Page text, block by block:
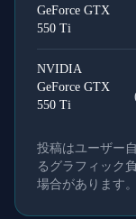
GeForce GTX
550 Ti
NVIDIA
GeForce GTX
550 Ti
投稿はユーザー
るグラフィック
場合があります。